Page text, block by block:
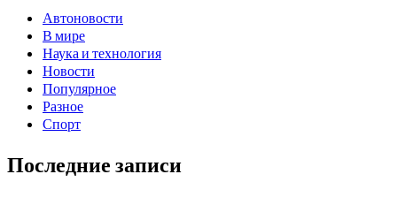
Автоновости
В мире
Наука и технология
Новости
Популярное
Разное
Спорт
Последние записи